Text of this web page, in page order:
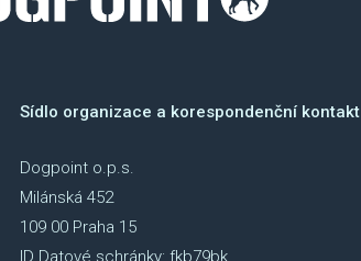
Sídlo organizace a korespondenční kontakt
Dogpoint o.p.s.
Milánská 452
109 00 Praha 15
ID Datové schránky: fkb79bk